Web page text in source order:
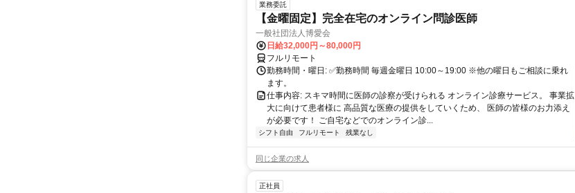
業務委託
【金曜固定】完全在宅のオンライン問診医師
一般社団法人博愛会
日給32,000円～80,000円
フルリモート
勤務時間・曜日: ✅勤務時間 毎週金曜日 10:00～19:00 ※他の曜日もご相談に乗れ
ます。
仕事内容: スキマ時間に医師の診察が受けられる オンライン診療サービス。 事業拡
大に向けて患者様に 高品質な医療の提供をしていくため、 医師の皆様のお力添え
が必要です！ ご自宅などでのオンライン診...
シフト自由 フルリモート 残業なし
同じ企業の求人
正社員